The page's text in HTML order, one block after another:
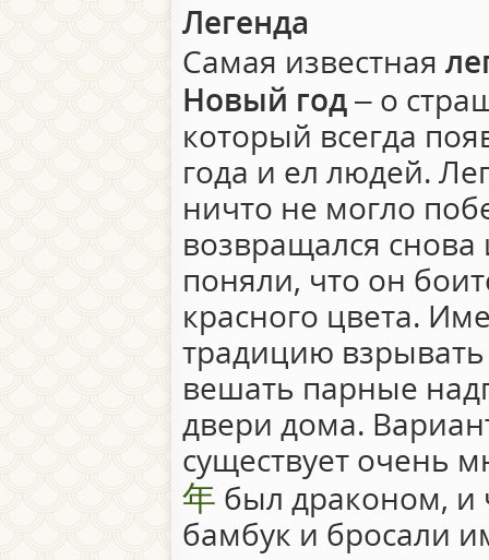
Легенда
Самая известная
Новый год– о
который всегда
года и ел людей.
ничто не могло
возвращался
поняли, что он
красного цвета.
традицию
вешать парные
двери дома.
существует очень
年 был драконом, и
бамбук и бросали